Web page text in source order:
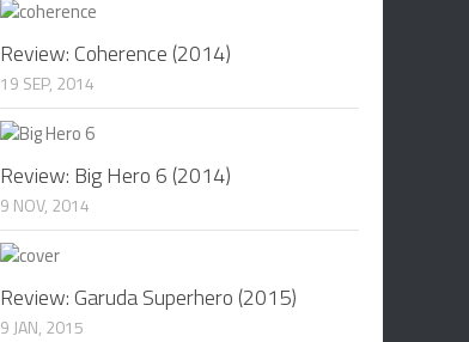
Review: Coherence (2014)
19 SEP, 2014
Review: Big Hero 6 (2014)
9 NOV, 2014
Review: Garuda Superhero (2015)
9 JAN, 2015